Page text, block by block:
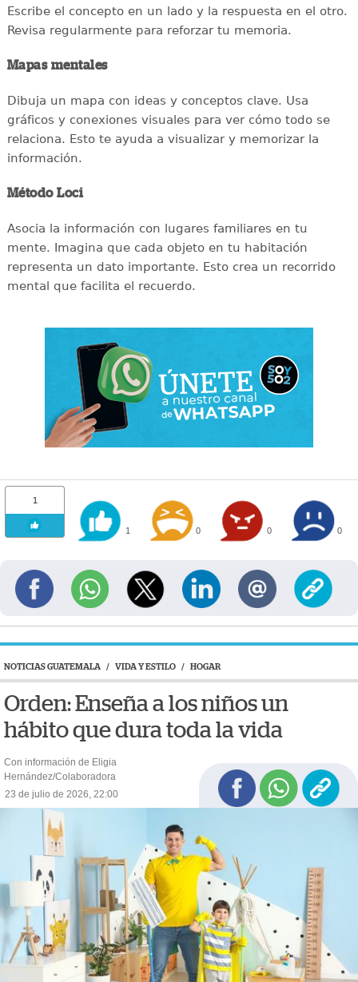
Escribe el concepto en un lado y la respuesta en el otro.
Revisa regularmente para reforzar tu memoria.
Mapas mentales
Dibuja un mapa con ideas y conceptos clave. Usa
gráficos y conexiones visuales para ver cómo todo se
relaciona. Esto te ayuda a visualizar y memorizar la
información.
Método Loci
Asocia la información con lugares familiares en tu
mente. Imagina que cada objeto en tu habitación
representa un dato importante. Esto crea un recorrido
mental que facilita el recuerdo.
1
1 0 0 0
NOTICIAS GUATEMALA / VIDA Y ESTILO / HOGAR
Orden: Enseña a los niños un
hábito que dura toda la vida
Con información de Eligia
Hernández/Colaboradora
23 de julio de 2026, 22:00